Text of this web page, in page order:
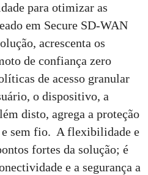
para otimizar as
em Secure SD-WAN
acrescenta os
de confiança zero
de acesso granular
o dispositivo, a
disto, agrega a proteção
e sem fio. A flexibilidade e
fortes da solução; é
e a segurança a